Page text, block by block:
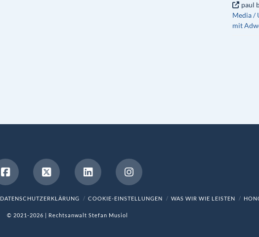
paul
Media /
mit
DATENSCHUTZERKLÄRUNG COOKIE-EINSTELLUNGEN WAS WIR WIE LEISTEN
© 2021-2026 | Rechtsanwalt Stefan Musiol